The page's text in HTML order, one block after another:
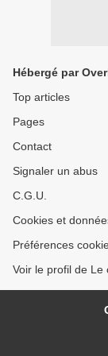
Hébergé par
Top articles
Pages
Contact
Signaler un abus
C.G.U.
Cookies et
Préférences
Voir le profil de Le